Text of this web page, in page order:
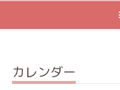
カレンダー